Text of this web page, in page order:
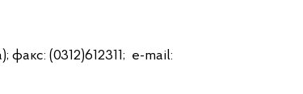
факс: (0312)612311; e-mail: